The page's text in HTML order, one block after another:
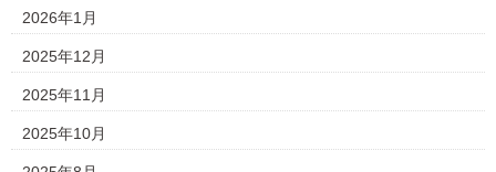
2026年1月
2025年12月
2025年11月
2025年10月